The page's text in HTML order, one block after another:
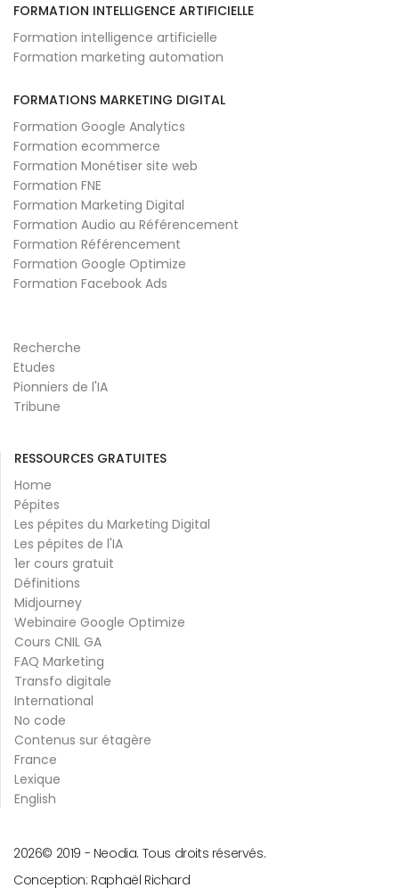
FORMATION INTELLIGENCE ARTIFICIELLE
Formation intelligence artificielle
Formation marketing automation
FORMATIONS MARKETING DIGITAL
Formation Google Analytics
Formation ecommerce
Formation Monétiser site web
Formation FNE
Formation Marketing Digital
Formation Audio au Référencement
Formation Référencement
Formation Google Optimize
Formation Facebook Ads
Recherche
Etudes
Pionniers de l'IA
Tribune
RESSOURCES GRATUITES
Home
Pépites
Les pépites du Marketing Digital
Les pépites de l'IA
1er cours gratuit
Définitions
Midjourney
Webinaire Google Optimize
Cours CNIL GA
FAQ Marketing
Transfo digitale
International
No code
Contenus sur étagère
France
Lexique
English
© 2019 -
2026
Neodia. Tous droits réservés.
Conception: Raphaël Richard